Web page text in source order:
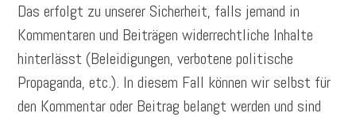
Das erfolgt zu unserer Sicherheit, falls jemand in
Kommentaren und Beiträgen widerrechtliche Inhalte
hinterlässt (Beleidigungen, verbotene politische
Propaganda, etc.). In diesem Fall können wir selbst für
den Kommentar oder Beitrag belangt werden und sind